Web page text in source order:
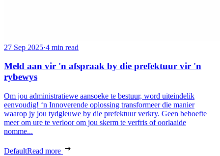
27 Sep 2025·4 min read
Meld aan vir 'n afspraak by die prefektuur vir 'n
rybewys
Om jou administratiewe aansoeke te bestuur, word uiteindelik
eenvoudig! ‘n Innoverende oplossing transformeer die manier
waarop jy jou tydgleuwe by die prefektuur verkry. Geen behoefte
meer om ure te verloor om jou skerm te verfris of oorlaaide
nomme...
DefaultRead more